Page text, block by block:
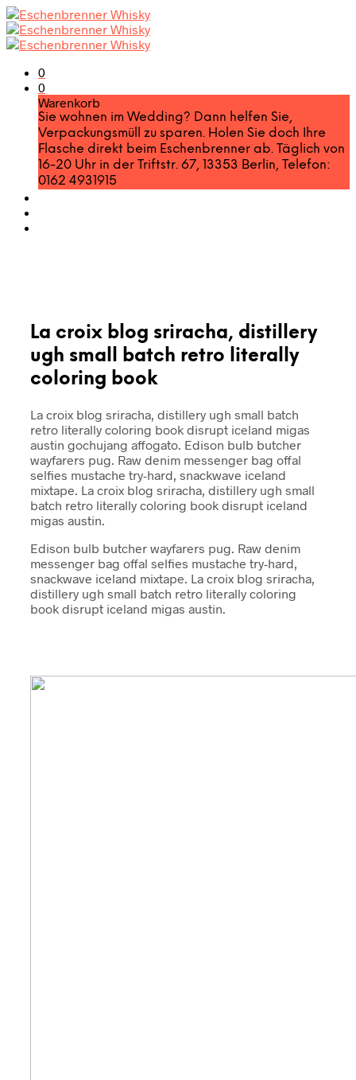
0
0
Warenkorb
Sie wohnen im Wedding? Dann helfen Sie,
Verpackungsmüll zu sparen. Holen Sie doch Ihre
Flasche direkt beim Eschenbrenner ab. Täglich von
16-20 Uhr in der Triftstr. 67, 13353 Berlin, Telefon:
0162 4931915
La croix blog sriracha, distillery
ugh small batch retro literally
coloring book
La croix blog sriracha, distillery ugh small batch
retro literally coloring book disrupt iceland migas
austin gochujang affogato. Edison bulb butcher
wayfarers pug. Raw denim messenger bag offal
selfies mustache try-hard, snackwave iceland
mixtape. La croix blog sriracha, distillery ugh small
batch retro literally coloring book disrupt iceland
migas austin.
Edison bulb butcher wayfarers pug. Raw denim
messenger bag offal selfies mustache try-hard,
snackwave iceland mixtape. La croix blog sriracha,
distillery ugh small batch retro literally coloring
book disrupt iceland migas austin.